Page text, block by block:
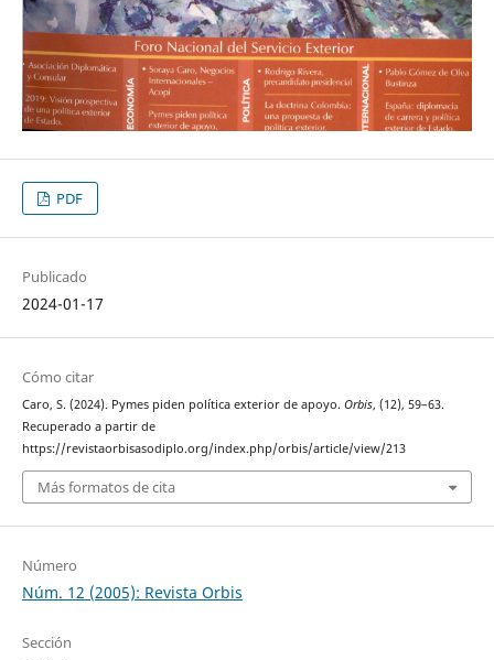
PDF
Publicado
2024-01-17
Cómo citar
Caro, S. (2024). Pymes piden política exterior de apoyo. Orbis, (12), 59–63.
Recuperado a partir de
https://revistaorbisasodiplo.org/index.php/orbis/article/view/213
Más formatos de cita
Número
Núm. 12 (2005): Revista Orbis
Sección